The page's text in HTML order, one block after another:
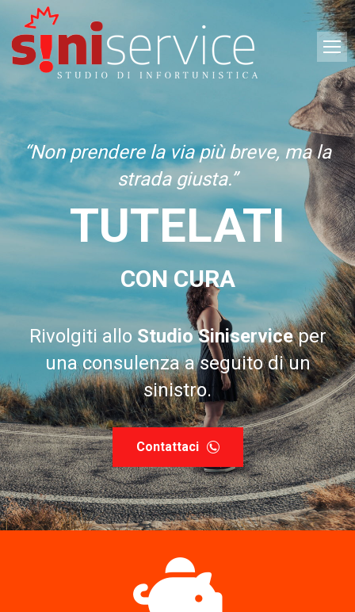
“Non prendere la via più breve, ma la
strada giusta.”
TUTELATI
CON CURA
Rivolgiti allo Studio Siniserviceper
una consulenza a seguito di un
sinistro.
Contattaci